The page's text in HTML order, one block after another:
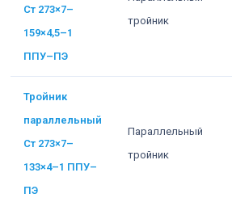
Ст 273×7–
159×4,5–1
ППУ–ПЭ
тройник
Тройник
параллельный
Ст 273×7–
133×4–1 ППУ–
ПЭ
Параллельный
тройник